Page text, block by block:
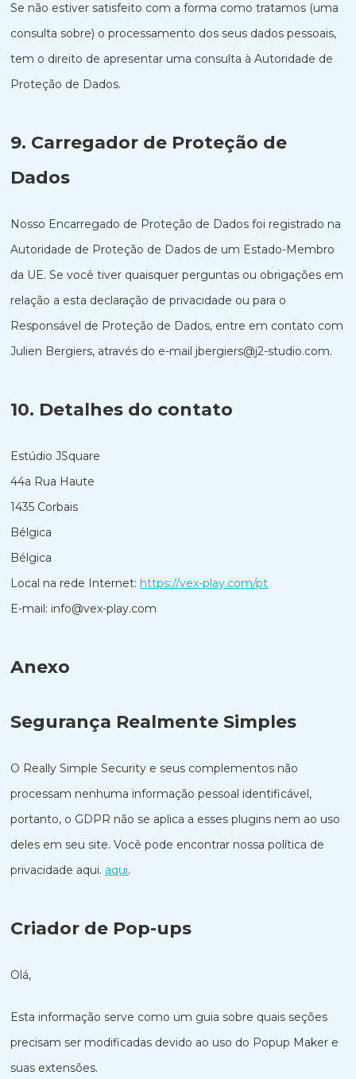
Se não estiver satisfeito com a forma como tratamos (uma
consulta sobre) o processamento dos seus dados pessoais,
tem o direito de apresentar uma consulta à Autoridade de
Proteção de Dados.
9. Carregador de Proteção de
Dados
Nosso Encarregado de Proteção de Dados foi registrado na
Autoridade de Proteção de Dados de um Estado-Membro
da UE. Se você tiver quaisquer perguntas ou obrigações em
relação a esta declaração de privacidade ou para o
Responsável de Proteção de Dados, entre em contato com
Julien Bergiers, através do e-mail jbergiers@j2-studio.com.
10. Detalhes do contato
Estúdio JSquare
44a Rua Haute
1435 Corbais
Bélgica
Bélgica
Local na rede Internet: https://vex-play.com/pt
E-mail: info@vex-play.com
Anexo
Segurança Realmente Simples
O Really Simple Security e seus complementos não
processam nenhuma informação pessoal identificável,
portanto, o GDPR não se aplica a esses plugins nem ao uso
deles em seu site. Você pode encontrar nossa política de
privacidade aqui. aqui.
Criador de Pop-ups
Olá,
Esta informação serve como um guia sobre quais seções
precisam ser modificadas devido ao uso do Popup Maker e
suas extensões.